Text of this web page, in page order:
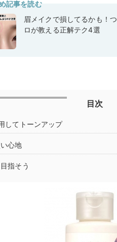
記事を読む
眉メイクで損してるかも！
ロが教える正解テク4選
目次
してトーンアップ
心地
指そう